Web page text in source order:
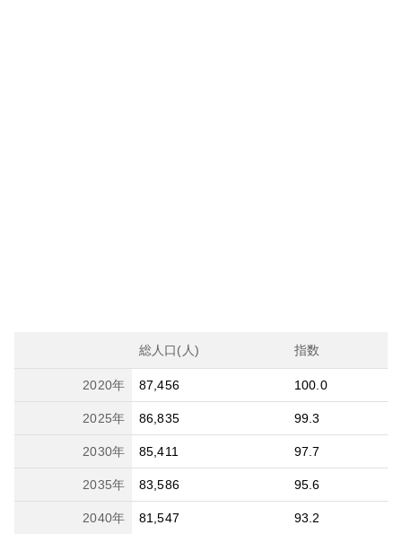
総人口(人) 指数
2020年 87,456 100.0
2025年 86,835 99.3
2030年 85,411 97.7
2035年 83,586 95.6
2040年 81,547 93.2